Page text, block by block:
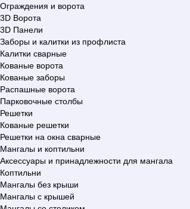
Ограждения и ворота
3D Ворота
3D Панели
Заборы и калитки из профлиста
Калитки сварные
Кованые ворота
Кованые заборы
Распашные ворота
Парковочные столбы
Решетки
Кованые решетки
Решетки на окна сварные
Мангалы и коптильни
Аксессуары и принадлежности для мангала
Коптильни
Мангалы без крыши
Мангалы с крышей